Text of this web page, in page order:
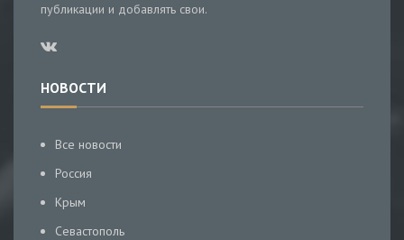
публикации и добавлять свои.
НОВОСТИ
Все новости
Россия
Крым
Севастополь